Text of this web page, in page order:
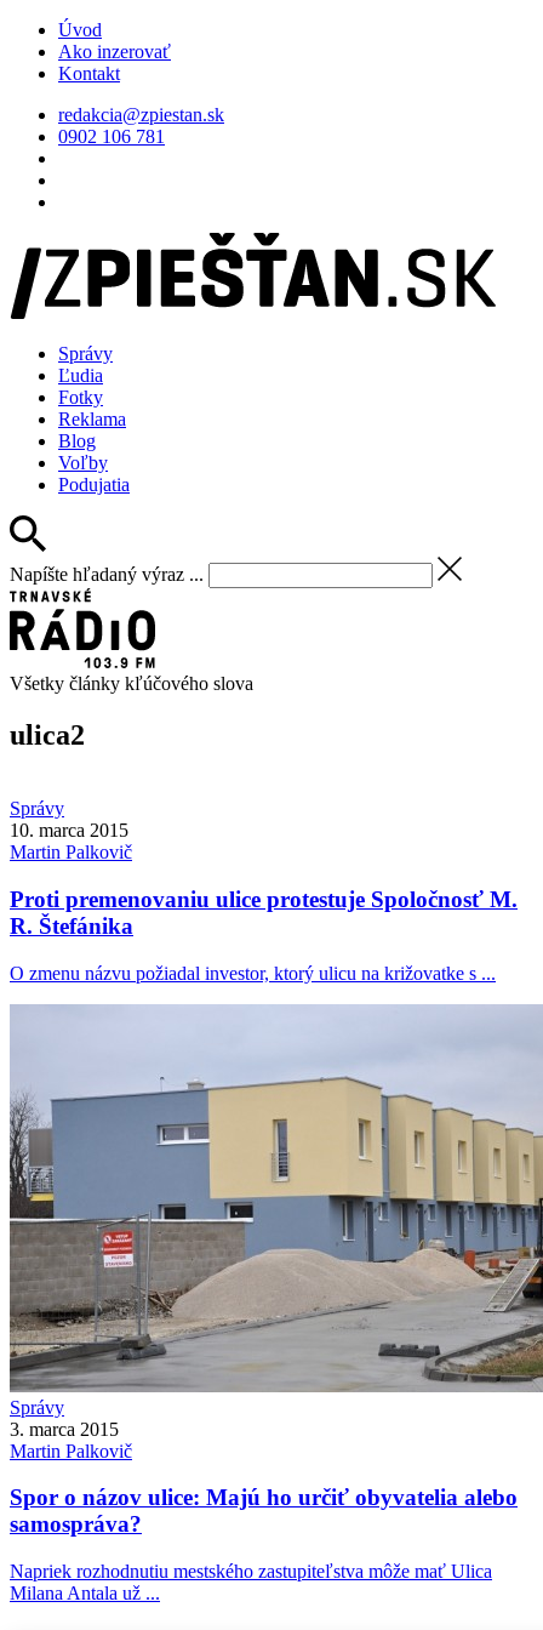
Úvod
Ako inzerovať
Kontakt
redakcia@zpiestan.sk
0902 106 781
Správy
Ľudia
Fotky
Reklama
Blog
Voľby
Podujatia
Napíšte hľadaný výraz ...
Všetky články kľúčového slova
ulica2
Správy
10. marca 2015
Martin Palkovič
Proti premenovaniu ulice protestuje Spoločnosť M.
R. Štefánika
O zmenu názvu požiadal investor, ktorý ulicu na križovatke s ...
Správy
3. marca 2015
Martin Palkovič
Spor o názov ulice: Majú ho určiť obyvatelia alebo
samospráva?
Napriek rozhodnutiu mestského zastupiteľstva môže mať Ulica
Milana Antala už ...